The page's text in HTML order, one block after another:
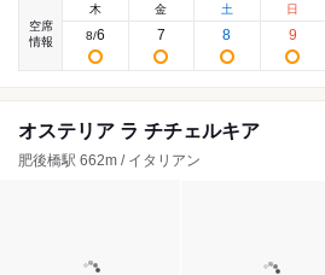
空席
情報
木
8/6
金
7
土
8
日
9
オステリア ラ チチェルキア
肥後橋駅 662m / イタリアン